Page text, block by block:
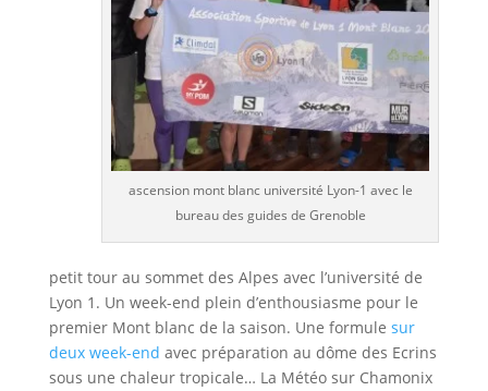
ascension mont blanc université Lyon-1 avec le
bureau des guides de Grenoble
petit tour au sommet des Alpes avec l’université de
Lyon 1. Un week-end plein d’enthousiasme pour le
premier Mont blanc de la saison. Une formule sur
deux week-end avec préparation au dôme des Ecrins
sous une chaleur tropicale… La Météo sur Chamonix